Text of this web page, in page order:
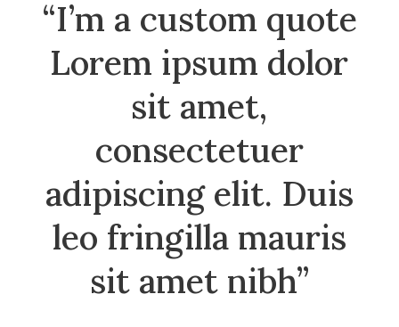
“I’m a custom quote
Lorem ipsum dolor
sit amet,
consectetuer
adipiscing elit. Duis
leo fringilla mauris
sit amet nibh”